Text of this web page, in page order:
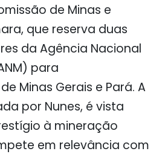
de Minas e
que reserva duas
da Agência Nacional
para
Minas Gerais e Pará. A
por Nunes, é vista
à mineração
em relevância com